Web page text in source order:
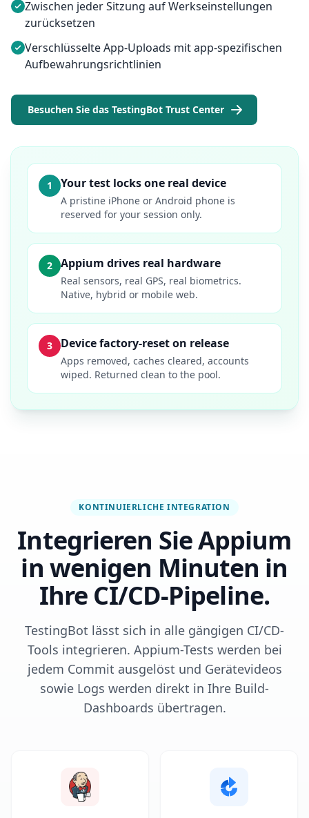
Zwischen jeder Sitzung auf Werkseinstellungen
zurücksetzen
Verschlüsselte App-Uploads mit app-spezifischen
Aufbewahrungsrichtlinien
Besuchen Sie das TestingBot Trust Center
1 Your test locks one real device
A pristine iPhone or Android phone is
reserved for your session only.
2 Appium drives real hardware
Real sensors, real GPS, real biometrics.
Native, hybrid or mobile web.
3 Device factory-reset on release
Apps removed, caches cleared, accounts
wiped. Returned clean to the pool.
KONTINUIERLICHE INTEGRATION
Integrieren Sie Appium
in wenigen Minuten in
Ihre CI/CD-Pipeline.
TestingBot lässt sich in alle gängigen CI/CD-
Tools integrieren. Appium-Tests werden bei
jedem Commit ausgelöst und Gerätevideos
sowie Logs werden direkt in Ihre Build-
Dashboards übertragen.